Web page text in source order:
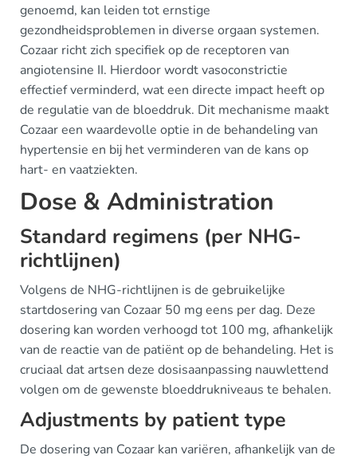
genoemd, kan leiden tot ernstige
gezondheidsproblemen in diverse orgaan systemen.
Cozaar richt zich specifiek op de receptoren van
angiotensine II. Hierdoor wordt vasoconstrictie
effectief verminderd, wat een directe impact heeft op
de regulatie van de bloeddruk. Dit mechanisme maakt
Cozaar een waardevolle optie in de behandeling van
hypertensie en bij het verminderen van de kans op
hart- en vaatziekten.
Dose & Administration
Standard regimens (per NHG-
richtlijnen)
Volgens de NHG-richtlijnen is de gebruikelijke
startdosering van Cozaar 50 mg eens per dag. Deze
dosering kan worden verhoogd tot 100 mg, afhankelijk
van de reactie van de patiënt op de behandeling. Het is
cruciaal dat artsen deze dosisaanpassing nauwlettend
volgen om de gewenste bloeddrukniveaus te behalen.
Adjustments by patient type
De dosering van Cozaar kan variëren, afhankelijk van de